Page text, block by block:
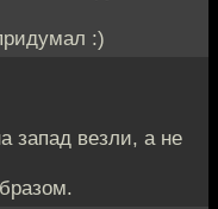
:)
запад везли, а не